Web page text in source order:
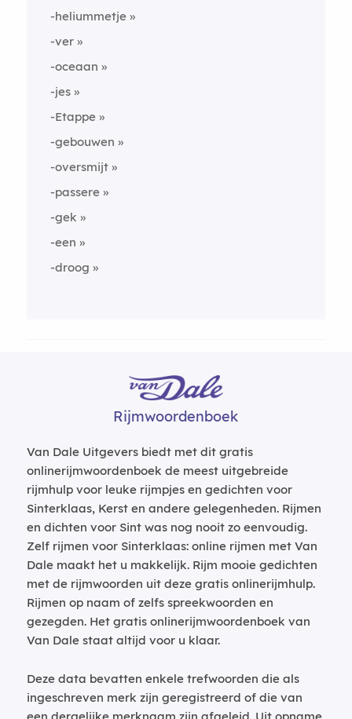
-heliummetje
-ver
-oceaan
-jes
-Etappe
-gebouwen
-oversmijt
-passere
-gek
-een
-droog
Rijmwoordenboek
Van Dale Uitgevers biedt met dit gratis
onlinerijmwoordenboek de meest uitgebreide
rijmhulp voor leuke rijmpjes en gedichten voor
Sinterklaas, Kerst en andere gelegenheden. Rijmen
en dichten voor Sint was nog nooit zo eenvoudig.
Zelf rijmen voor Sinterklaas: online rijmen met Van
Dale maakt het u makkelijk. Rijm mooie gedichten
met de rijmwoorden uit deze gratis onlinerijmhulp.
Rijmen op naam of zelfs spreekwoorden en
gezegden. Het gratis onlinerijmwoordenboek van
Van Dale staat altijd voor u klaar.
Deze data bevatten enkele trefwoorden die als
ingeschreven merk zijn geregistreerd of die van